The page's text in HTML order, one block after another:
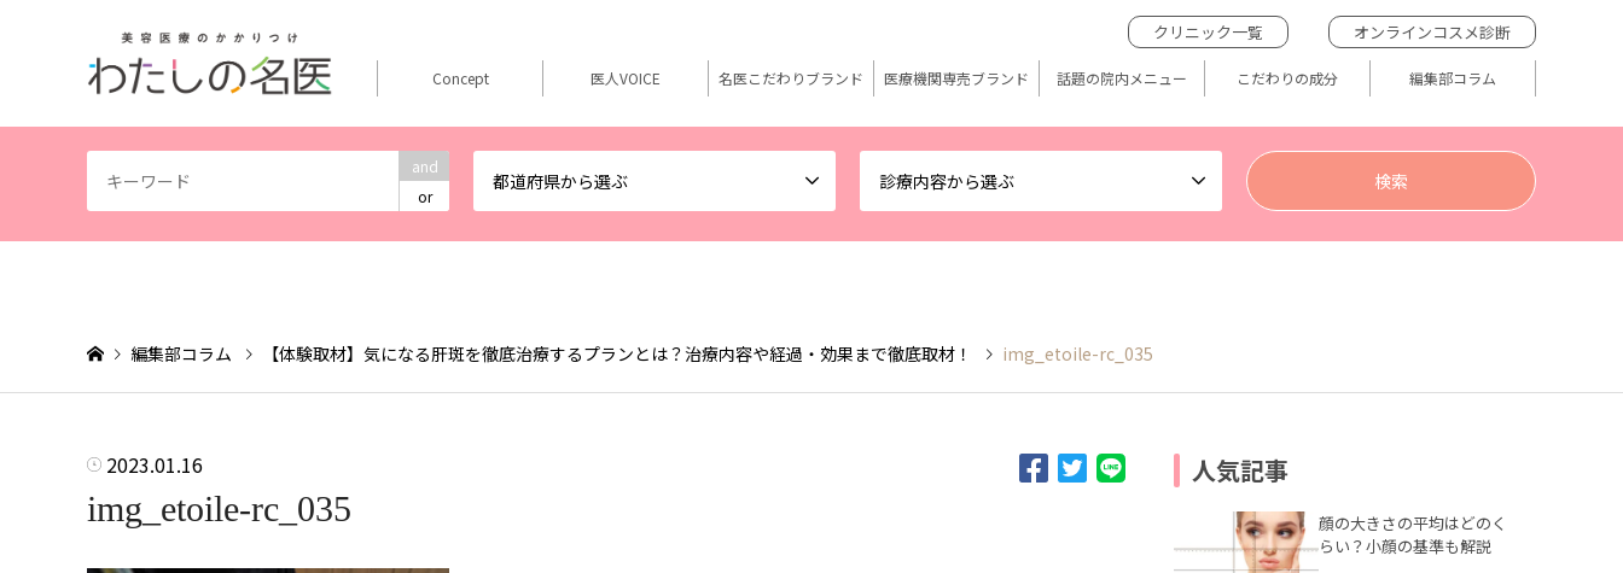
and
or
都道府県から選ぶ 診療内容から選ぶ
クリニック一覧 オンラインコスメ診断
Concept 医人VOICE 名医こだわりブランド 医療機関専売ブランド 話題の院内メニュー こだわりの成分 編集部コラム
編集部コラム 【体験取材】気になる肝斑を徹底治療するプランとは？治療内容や経過・効果まで徹底取材！ img_etoile-rc_035
2023.01.16
img_etoile-rc_035
人気記事
顔の大きさの平均はどのく
らい？小顔の基準も解説